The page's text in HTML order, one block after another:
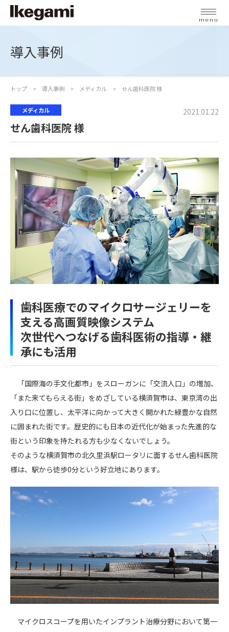
menu
導入事例
トップ 導入事例 メディカル せん歯科医院 様
メディカル 2021.01.22
せん歯科医院 様
歯科医療でのマイクロサージェリーを
支える高画質映像システム
次世代へつなげる歯科医術の指導・継
承にも活用
「国際海の手文化都市」をスローガンに「交流人口」の増加、
「また来てもらえる街」をめざしている横須賀市は、東京湾の出
入り口に位置し、太平洋に向かって大きく開かれた緑豊かな自然
に囲まれた街です。歴史的にも日本の近代化が始まった先進的な
街という印象を持たれる方も少なくないでしょう。
そのような横須賀市の北久里浜駅ロータリに面するせん歯科医院
様は、駅から徒歩0分という好立地にあります。
マイクロスコープを用いたインプラント治療分野において第一